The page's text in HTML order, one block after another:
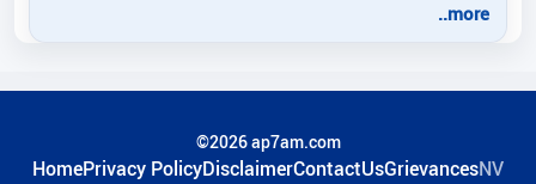
..more
©2026 ap7am.com
HomePrivacy PolicyDisclaimerContactUsGrievancesNV